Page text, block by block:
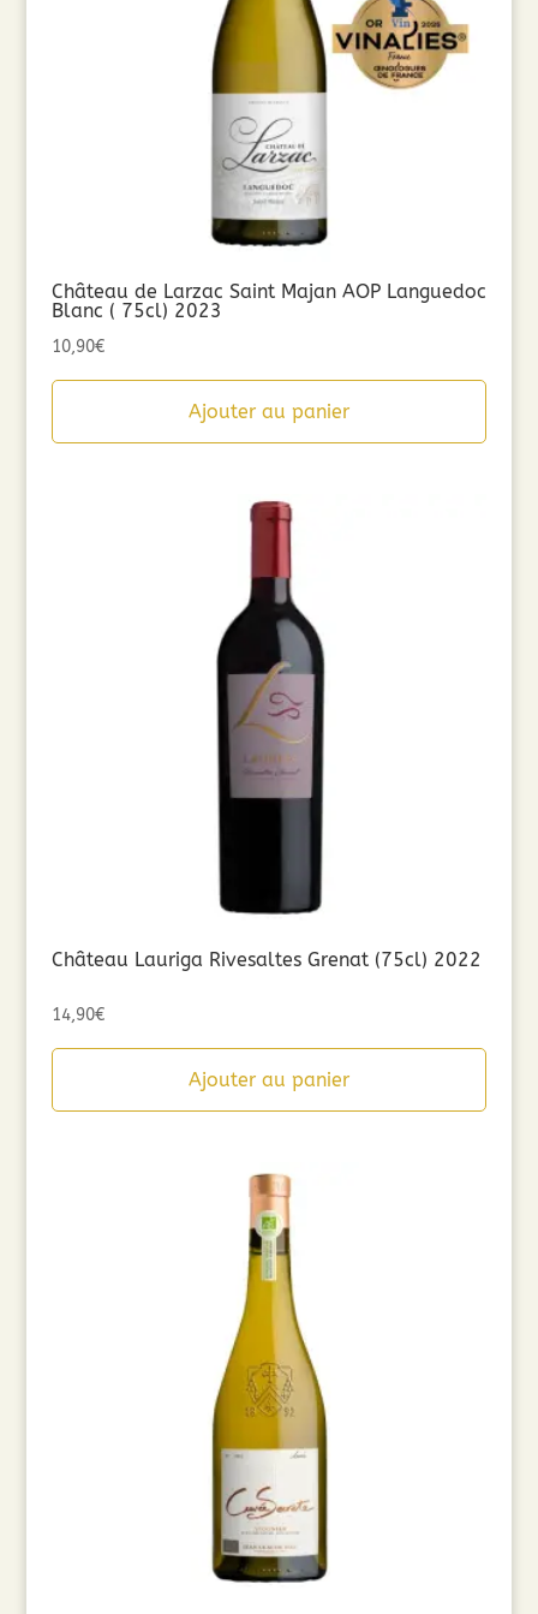
Château de Larzac Saint Majan AOP Languedoc
Blanc ( 75cl) 2023
10,90€
Ajouter au panier
Château Lauriga Rivesaltes Grenat (75cl) 2022
14,90€
Ajouter au panier